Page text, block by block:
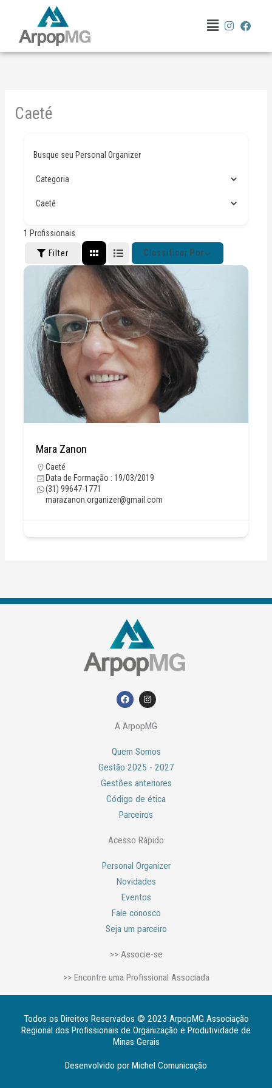
conteúdo
Menu
Caeté
Busque seu Personal Organizer
1 Profissionais
Filter Classificar Por
Mara Zanon
Caeté
Data de Formação : 19/03/2019
(31) 99647-1771
marazanon.organizer@gmail.com
F
a
b
k
I
n
a
a
A ArpopMG
Quem Somos
Gestão 2025 - 2027
Gestões anteriores
Código de ética
Parceiros
Acesso Rápido
Personal Organizer
Novidades
Eventos
Fale conosco
Seja um parceiro
>> Associe-se
>> Encontre uma Profissional Associada
Todos os Direitos Reservados © 2023 ArpopMG Associação
Regional dos Profissionais de Organização e Produtividade de
Minas Gerais
Desenvolvido por Michel Comunicação